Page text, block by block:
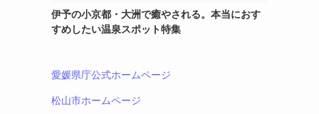
伊予の小京都・大洲で癒やされる。本当におす
すめしたい温泉スポット特集
愛媛県庁公式ホームページ
松山市ホームページ